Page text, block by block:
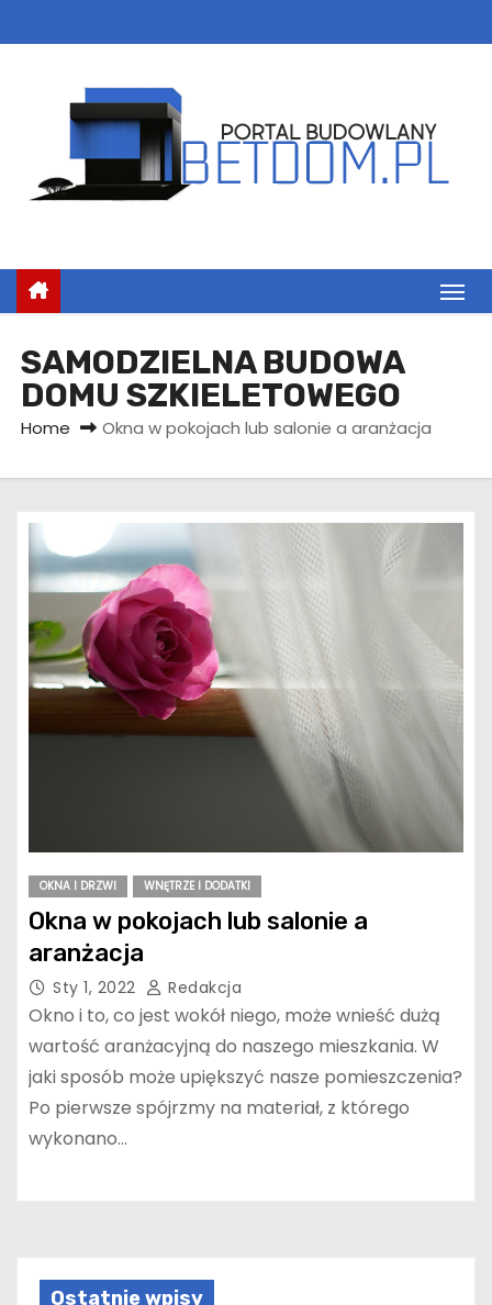
k
e
SAMODZIELNA BUDOWA
DOMU SZKIELETOWEGO
Home Okna w pokojach lub salonie a aranżacja
OKNA I DRZWI WNĘTRZE I DODATKI
Okna w pokojach lub salonie a
aranżacja
Sty 1, 2022 Redakcja
Okno i to, co jest wokół niego, może wnieść dużą
wartość aranżacyjną do naszego mieszkania. W
jaki sposób może upiększyć nasze pomieszczenia?
Po pierwsze spójrzmy na materiał, z którego
wykonano…
Ostatnie wpisy